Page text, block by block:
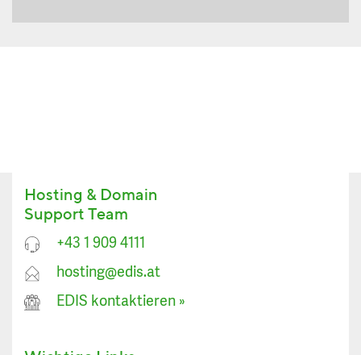
Hosting & Domain
Support Team
+43 1 909 4111
hosting@edis.at
EDIS kontaktieren »